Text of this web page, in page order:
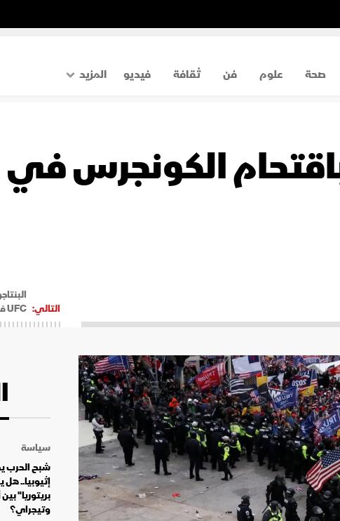
صحة علوم فن ثقافة فيديو
المزيد
اقتصاد
باقتحام الكونجرس
التالي: UFC في البيت الأبيض
سياسة
شبح الحرب
إثيوبيا.. هل
بريتوريا"
وتيجراي؟